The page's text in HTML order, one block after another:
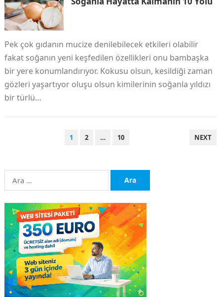
Pek çok gıdanın mucize denilebilecek etkileri olabilir
fakat soğanın yeni keşfedilen özellikleri onu bambaşka
bir yere konumlandırıyor. Kokusu olsun, kesildiği zaman
gözleri yaşartıyor oluşu olsun kimilerinin soğanla yıldızı
bir türlü…
1 2 … 10 NEXT
Arama: